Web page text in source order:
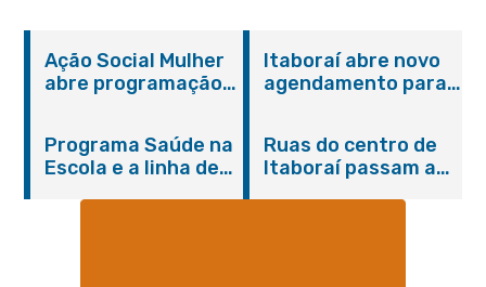
Ação Social Mulher
abre programação
serviços gratuitos e
orientações
Itaboraí abre novo
agendamento para
Programa Saúde na
Escola e a linha de
Ruas do centro de
Itaboraí passam a